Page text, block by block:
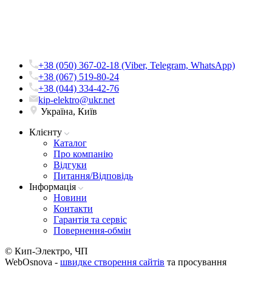
+38 (050) 367-02-18 (Viber, Telegram, WhatsApp)
+38 (067) 519-80-24
+38 (044) 334-42-76
kip-elektro@ukr.net
Україна, Київ
Клієнту
Каталог
Про компанію
Вiдгуки
Питання/Відповідь
Iнформацiя
Новини
Контакти
Гарантія та сервіс
Повернення-обмін
© Кип-Электро, ЧП
WebOsnova - швидке створення сайтів та просування